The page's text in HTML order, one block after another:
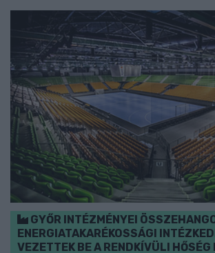
GYŐR INTÉZMÉNYEI
ENERGIATAKARÉKOSSÁGI
VEZETTEK BE A RENDKÍVÜLI HŐSÉG